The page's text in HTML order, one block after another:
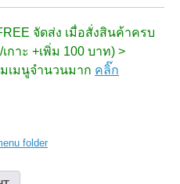
จัดส่ง เมื่อสั่งสินค้าครบ
กาะ +เพิ่ม 100 บาท) >
เมนูจำนวนมาก คลิ๊ก
folder